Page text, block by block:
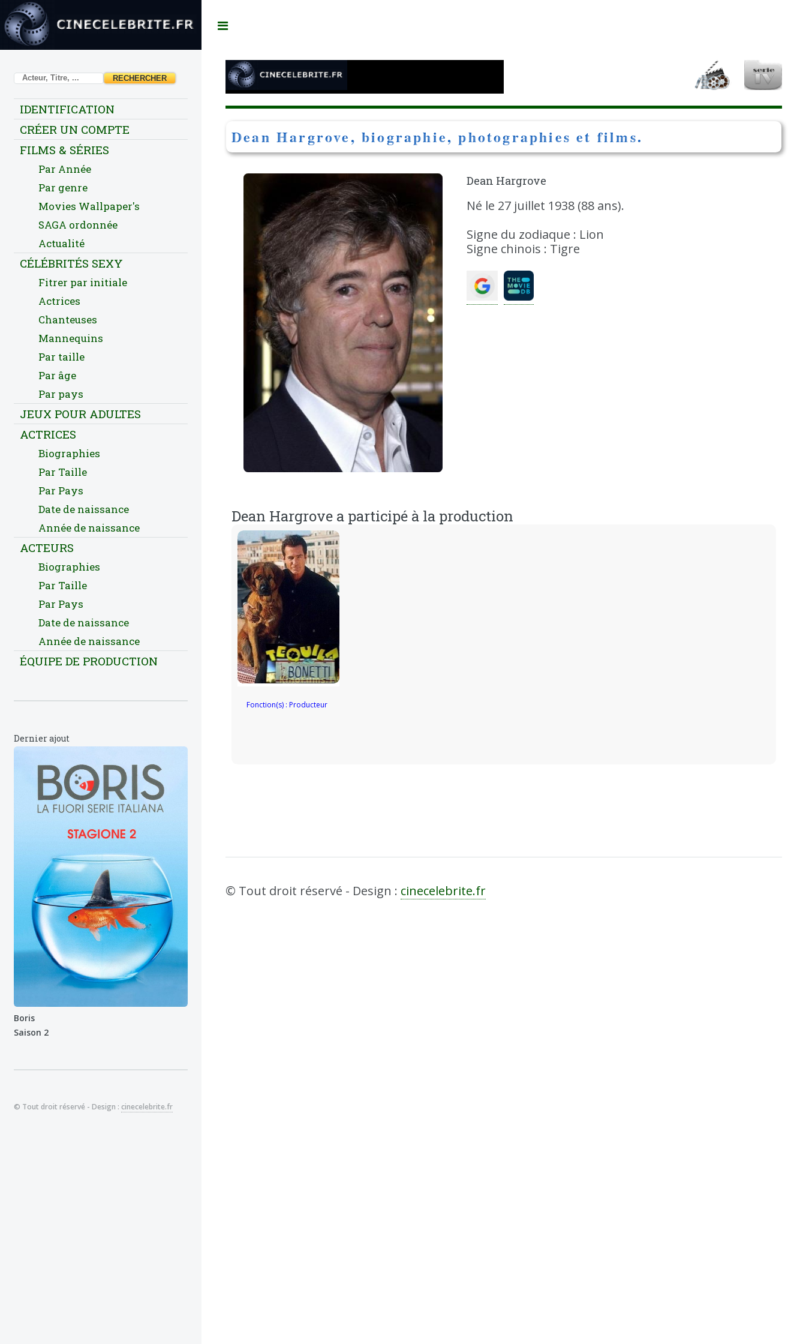
Dean Hargrove, biographie, photographies et films.
Dean Hargrove
Né le 27 juillet 1938 (88 ans).
Signe du zodiaque : Lion
Signe chinois : Tigre
Dean Hargrove a participé à la production
Fonction(s) : Producteur
© Tout droit réservé - Design : cinecelebrite.fr
IDENTIFICATION
CRÉER UN COMPTE
FILMS & SÉRIES
Par Année
Par genre
Movies Wallpaper's
SAGA ordonnée
Actualité
CÉLÉBRITÉS SEXY
Fitrer par initiale
Actrices
Chanteuses
Mannequins
Par taille
Par âge
Par pays
JEUX POUR ADULTES
ACTRICES
Biographies
Par Taille
Par Pays
Date de naissance
Année de naissance
ACTEURS
Biographies
Par Taille
Par Pays
Date de naissance
Année de naissance
ÉQUIPE DE PRODUCTION
Dernier ajout
Boris
Saison 2
© Tout droit réservé - Design : cinecelebrite.fr